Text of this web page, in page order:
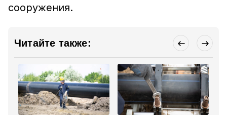
сооружения.
Читайте также: